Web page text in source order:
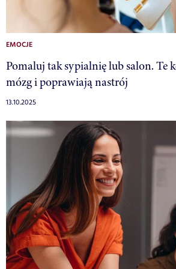
EMOCJE
Pomaluj tak sypialnię lub salon. Te
mózg i poprawiają nastrój
13.10.2025